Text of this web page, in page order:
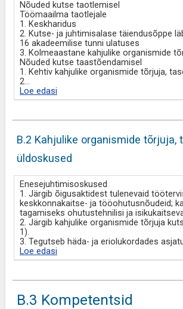
Nõuded kutse taotlemisel
Töömaailma taotlejale
1. Keskharidus
2. Kutse- ja juhtimisalase täiendusõppe
16 akadeemilise tunni ulatuses
3. Kolmeaastane kahjulike organismide
Nõuded kutse taastõendamisel
1. Kehtiv kahjulike organismide tõrjuja,
2...
Loe edasi
B.2 Kahjulike organismide tõrjuja,
üldoskused
Enesejuhtimisoskused
1. Järgib õigusaktidest tulenevaid
keskkonnakaitse- ja tööohutusnõudeid;
tagamiseks ohutustehnilisi ja
2. Järgib kahjulike organismide tõrjuja
1).
3. Tegutseb häda- ja eriolukordades
Loe edasi
B.3 Kompetentsid